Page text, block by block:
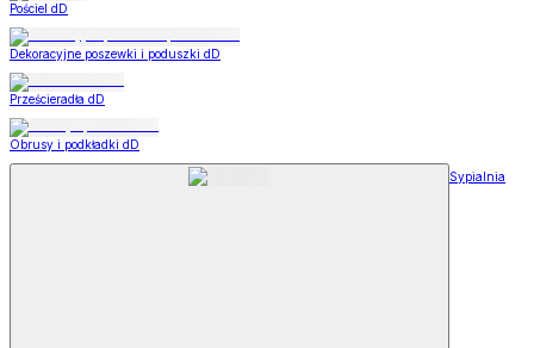
Pościel dD
Dekoracyjne poszewki i poduszki dD
Prześcieradła dD
Obrusy i podkładki dD
Sypialnia